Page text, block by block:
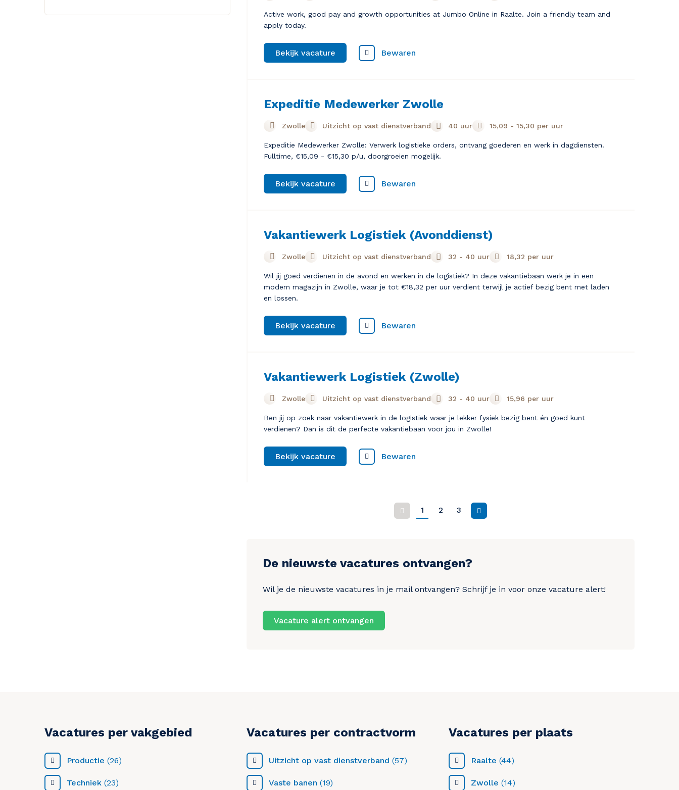
Active work, good pay and growth opportunities at Jumbo Online in Raalte. Join a friendly team and
apply today.
Bekijk vacature Bewaren
Expeditie Medewerker Zwolle
Zwolle Uitzicht op vast dienstverband 40 uur 15,09 - 15,30 per uur
Expeditie Medewerker Zwolle: Verwerk logistieke orders, ontvang goederen en werk in dagdiensten.
Fulltime, €15,09 - €15,30 p/u, doorgroeien mogelijk.
Bekijk vacature Bewaren
Vakantiewerk Logistiek (Avonddienst)
Zwolle Uitzicht op vast dienstverband 32 - 40 uur 18,32 per uur
Wil jij goed verdienen in de avond en werken in de logistiek? In deze vakantiebaan werk je in een
modern magazijn in Zwolle, waar je tot €18,32 per uur verdient terwijl je actief bezig bent met laden
en lossen.
Bekijk vacature Bewaren
Vakantiewerk Logistiek (Zwolle)
Zwolle Uitzicht op vast dienstverband 32 - 40 uur 15,96 per uur
Ben jij op zoek naar vakantiewerk in de logistiek waar je lekker fysiek bezig bent én goed kunt
verdienen? Dan is dit de perfecte vakantiebaan voor jou in Zwolle!
Bekijk vacature Bewaren
Vorige
1 2 3
De nieuwste vacatures ontvangen?
Wil je de nieuwste vacatures in je mail ontvangen? Schrijf je in voor onze vacature alert!
Vacature alert ontvangen
Vacatures per vakgebied
Productie (26)
Techniek (23)
Vacatures per contractvorm
Uitzicht op vast dienstverband (57)
Vaste banen (19)
Vacatures per plaats
Raalte (44)
Zwolle (14)